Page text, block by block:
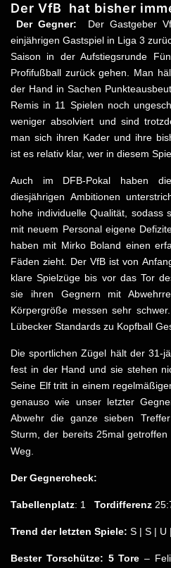
Der VfB hat bisher
Der Gegner: Der Gastgeber
einjährigen Gastspiel in Liga 3
Saison in der Aufstiegsrunde
Profifußball zurück gehen. Man
der Hand in Sachen
Remis in 11 Spielen noch
weniger absolviert und sind
man sich ihren Kader und ihre
ist es relativ klar, wer in diesem
Auch im DFB-Pokal haben
diesjährigen Ambitionen
hohe individuelle Qualität, sodass
mit neuem Personal eigene
haben mit Mirko Boland einen
Fäden zieht. Der VfB ist von
klare Spielzüge bis vor das Tor
sie ihren Gegnern mit
Körpergröße messen sehr
Lübecker Standards zu Kopfball
Die sportlichen Zügel hält der 31-
fest in der Hand und sie stehen
Seine Elf tritt in einem
genauso wie unser letzter
Abwehr die ganze sieben
Sturm, der bereits 25mal
Weg.
Der Gegnercheck:
Tabellenplatz: 1 Tordifferenz
Trend der letzten Spiele: S | S | U
Bester Torschütze: 5 Tore –